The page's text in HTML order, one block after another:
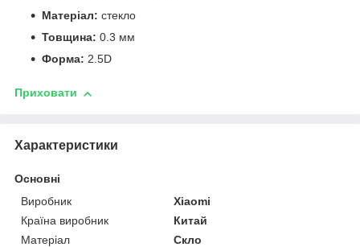
Матеріал: стекло
Товщина: 0.3 мм
Форма: 2.5D
Приховати
Характеристики
Основні
Виробник
Xiaomi
Країна виробник
Китай
Матеріал
Скло